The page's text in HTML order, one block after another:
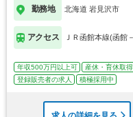
勤務地 北海道 岩見沢市
アクセス ＪＲ函館本線(函館
年収500万円以上可 産休・育休取
登録販売者の求人
積極採用中